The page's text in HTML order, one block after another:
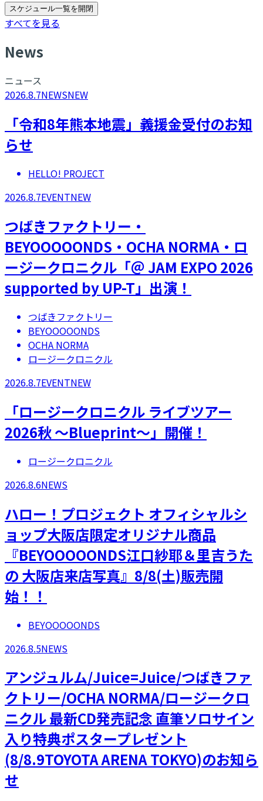
スケジュール一覧を開閉
すべてを見る
News
ニュース
2026.8.7NEWSNEW
「令和8年熊本地震」義援金受付のお知
らせ
HELLO! PROJECT
2026.8.7EVENTNEW
つばきファクトリー・
BEYOOOOONDS・OCHA NORMA・ロ
ージークロニクル「＠ JAM EXPO 2026
supported by UP-T」出演！
つばきファクトリー
BEYOOOOONDS
OCHA NORMA
ロージークロニクル
2026.8.7EVENTNEW
「ロージークロニクル ライブツアー
2026秋 ～Blueprint～」開催！
ロージークロニクル
2026.8.6NEWS
ハロー！プロジェクト オフィシャルシ
ョップ大阪店限定オリジナル商品
『BEYOOOOONDS江口紗耶＆里吉うた
の 大阪店来店写真』8/8(土)販売開
始！！
BEYOOOOONDS
2026.8.5NEWS
アンジュルム/Juice=Juice/つばきファ
クトリー/OCHA NORMA/ロージークロ
ニクル 最新CD発売記念 直筆ソロサイン
入り特典ポスタープレゼント
(8/8.9TOYOTA ARENA TOKYO)のお知ら
せ